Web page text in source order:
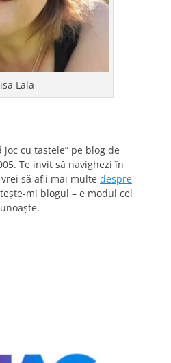
Lala
joc cu tastele” pe blog de
Te invit să navighezi în
să afli mai multe despre
mi blogul – e modul cel